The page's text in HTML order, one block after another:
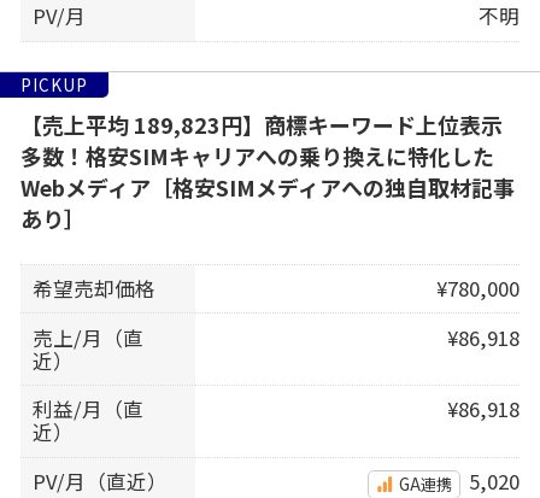
PV/月
不明
PICKUP
【売上平均 189,823円】商標キーワード上位表示
多数！格安SIMキャリアへの乗り換えに特化した
Webメディア［格安SIMメディアへの独自取材記事
あり］
希望売却価格
¥780,000
売上/月（直
近）
¥86,918
利益/月（直
近）
¥86,918
PV/月（直近） GA連携 5,020